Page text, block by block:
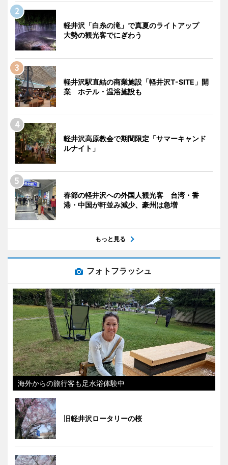
軽井沢「白糸の滝」で真夏のライトアップ
大勢の観光客でにぎわう
軽井沢駅直結の商業施設「軽井沢T-SITE」開
業 ホテル・温浴施設も
軽井沢高原教会で期間限定「サマーキャンド
ルナイト」
春節の軽井沢への外国人観光客 台湾・香
港・中国が軒並み減少、豪州は急増
もっと見る
フォトフラッシュ
海外からの旅行客も足水浴体験中
旧軽井沢ロータリーの桜